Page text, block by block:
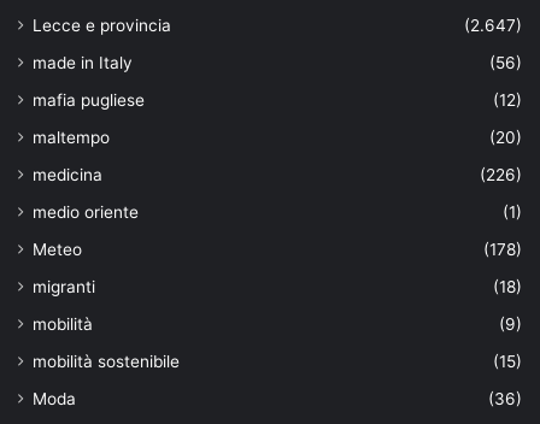
Lecce e provincia
(2.647)
made in Italy
(56)
mafia pugliese
(12)
maltempo
(20)
medicina
(226)
medio oriente
(1)
Meteo
(178)
migranti
(18)
mobilità
(9)
mobilità sostenibile
(15)
Moda
(36)